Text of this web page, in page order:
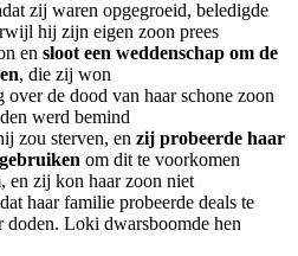
zij waren opgegroeid, beledigde
hij zijn eigen zoon prees
en sloot een weddenschap om de
, die zij won
over de dood van haar schone zoon
werd bemind
zou sterven, en zij probeerde haar
om dit te voorkomen
en zij kon haar zoon niet
haar familie probeerde deals te
doden. Loki dwarsboomde hen